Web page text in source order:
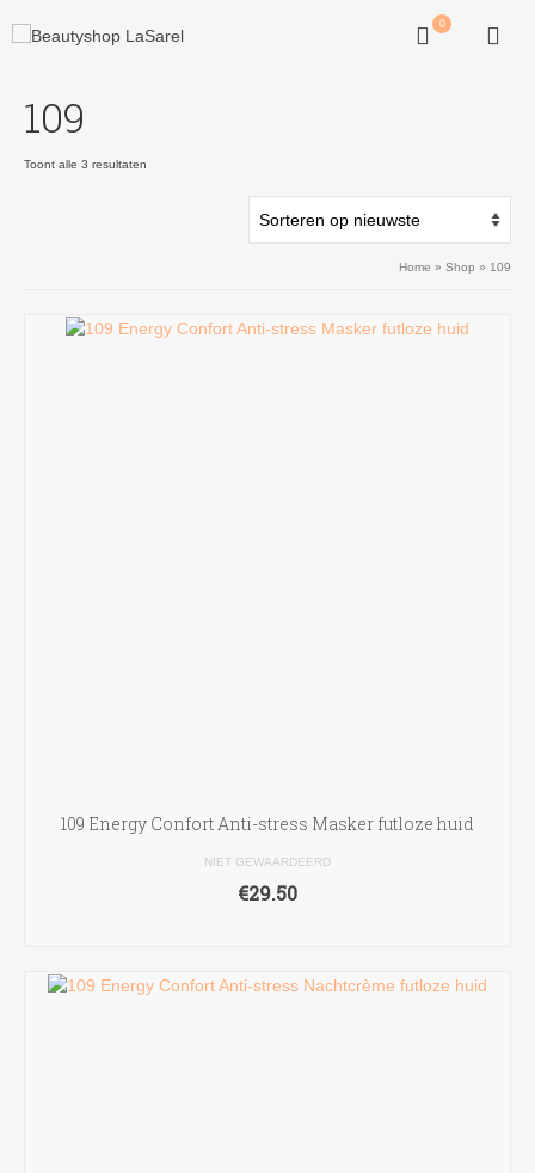
0
109
Toont alle 3 resultaten
Home » Shop » 109
109 Energy Confort Anti-stress Masker futloze huid
NIET GEWAARDEERD
€29.50